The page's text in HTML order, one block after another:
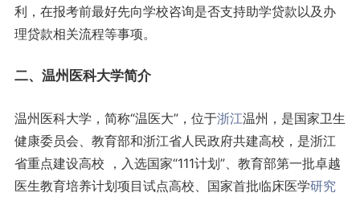
利，在报考前最好先向学校咨询是否支持助学贷款以及办
理贷款相关流程等事项。
二、温州医科大学简介
温州医科大学，简称“温医大”，位于浙江温州，是国家卫生
健康委员会、教育部和浙江省人民政府共建高校，是浙江
省重点建设高校 ，入选国家“111计划”、教育部第一批卓越
医生教育培养计划项目试点高校、国家首批临床医学研究